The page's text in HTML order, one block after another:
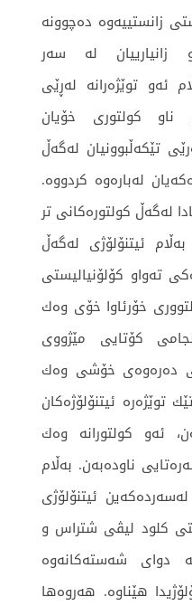
زانستییەوە دەچوونە
زانیارییان لە سەر
ئەو توێژەرانە لەڕێی
ناو کولتوری خۆیان
تێكەڵبوونیان لەگەڵ
لەبارەوە کردووە.
لەگەڵ کولتورەکانی تر
ئیتنۆلۆژی لەگەڵ
تەواو کۆلۆنیالیستی
خۆرئاوا خۆی وەك
كۆتایی مێژووی
دەرەوەی خۆشی وەك
توێژەرە ئیتنۆلۆژەکان
ئەو کولتورانە وەك
ناودەبەن. بەڵام
ئیتنۆلۆژی
كلود لیڤی شتراس و
دوای شەستەکانەوە
هێناوە. هەروەها